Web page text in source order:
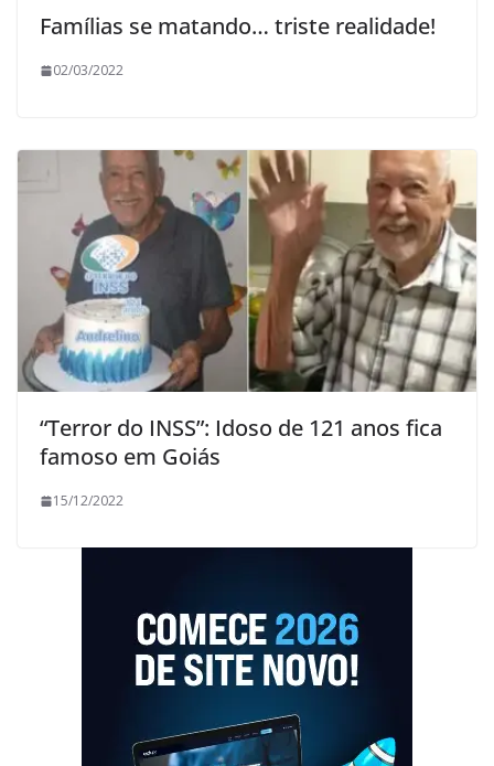
Famílias se matando… triste realidade!
02/03/2022
“Terror do INSS”: Idoso de 121 anos fica
famoso em Goiás
15/12/2022